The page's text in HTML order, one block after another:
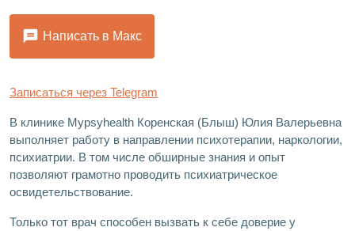
Написать в Макс
Записаться через Telegram
В клинике Mypsyhealth Коренская (Блыш) Юлия Валерьевна
выполняет работу в направлении психотерапии, наркологии,
психиатрии. В том числе обширные знания и опыт
позволяют грамотно проводить психиатрическое
освидетельствование.
Только тот врач способен вызвать к себе доверие у